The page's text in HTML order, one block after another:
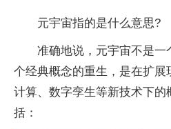
元宇宙指的是什么意思?
准确地说，元宇宙不是一
个经典概念的重生，是在扩展
计算、数字孪生等新技术下
括：